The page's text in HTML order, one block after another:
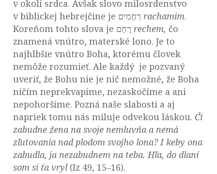
v okolí srdca. Avšak slovo milosrdenstvo
rachamim.
rechem, čo
znamená vnútro, materské lono. Je to
najhlbšie vnútro Boha, ktorému človek
nemôže rozumieť. Ale každý je pozvaný
uveriť, že Bohu nie je nič nemožné, že Boha
ničím neprekvapíme, nezaskočíme a ani
nepohoršíme. Pozná naše slabosti a aj
napriek tomu nás miluje odvekou láskou. Či
zabudne žena na svoje nemluvňa a nemá
zľutovania nad plodom svojho lona? I keby ona
zabudla, ja nezabudnem na teba. Hľa, do dlaní
som si ťa vryl(Iz 49, 15–16).